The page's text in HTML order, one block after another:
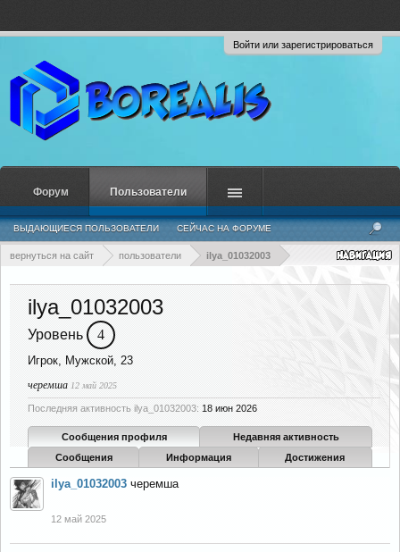
Войти или зарегистрироваться
вернуться на сайт пользователи ilya_01032003
ilya_01032003
Уровень 4
Игрок, Мужской, 23
черемша 12 май 2025
Последняя активность ilya_01032003: 18 июн 2026
Сообщения профиля
Недавняя активность
Сообщения
Информация Достижения
ilya_01032003 черемша
12 май 2025
Форум Пользователи
ВЫДАЮЩИЕСЯ ПОЛЬЗОВАТЕЛИ СЕЙЧАС НА ФОРУМЕ
НЕДАВНЯЯ АКТИВНОСТЬ НОВЫЕ СООБЩЕНИЯ ПРОФИЛЯ